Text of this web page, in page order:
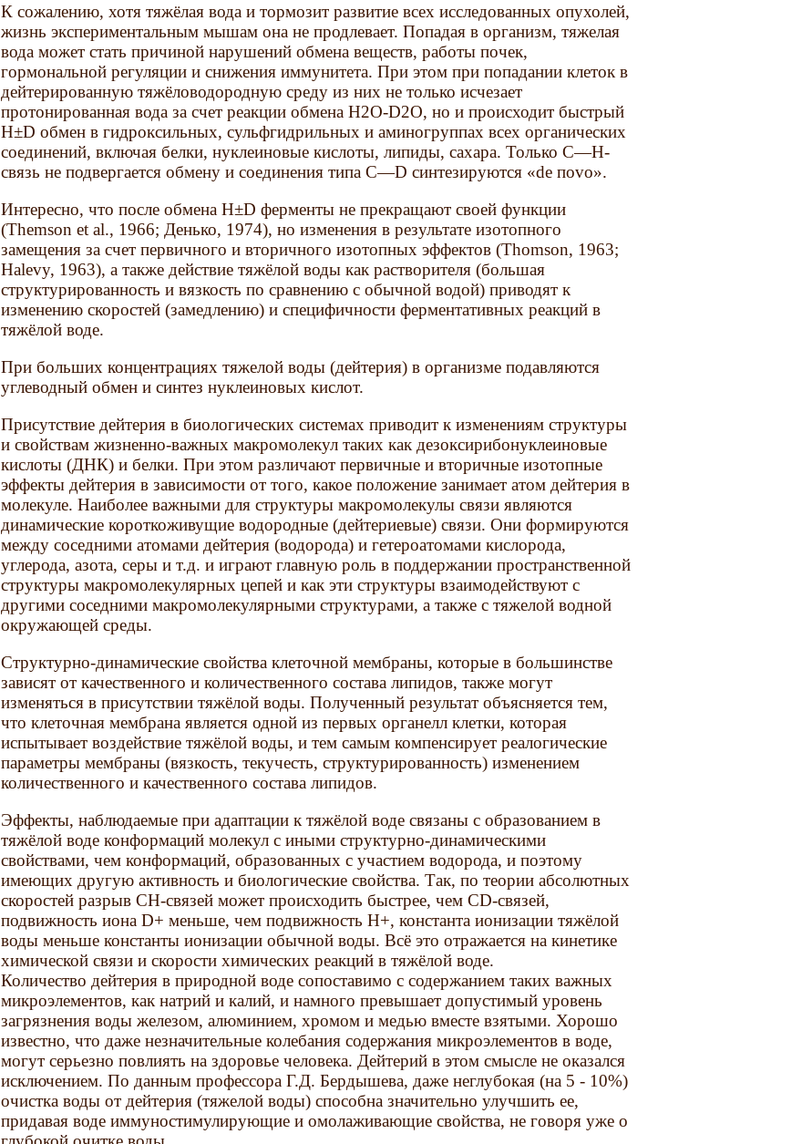
К сожалению, хотя тяжёлая вода и тормозит развитие всех исследованных опухолей,
жизнь экспериментальным мышам она не продлевает. Попадая в организм, тяжелая
вода может стать причиной нарушений обмена веществ, работы почек,
гормональной регуляции и снижения иммунитета. При этом при попадании клеток в
дейтерированную тяжёловодородную среду из них не только исчезает
протонированная вода за счет реакции обмена Н2О-D2О, но и происходит быстрый
H±D обмен в гидроксильных, сульфгидрильных и аминогруппах всех органических
соединений, включая белки, нуклеиновые кислоты, липиды, сахара. Только С—Н-
связь не подвергается обмену и соединения типа С—D синтезируются «de поvo».
Интересно, что после обмена H±D ферменты не прекращают своей функции
(Themson et al., 1966; Денько, 1974), но изменения в результате изотопного
замещения за счет первичного и вторичного изотопных эффектов (Thomson, 1963;
Halevy, 1963), а также действие тяжёлой воды как растворителя (большая
структурированность и вязкость по сравнению с обычной водой) приводят к
изменению скоростей (замедлению) и специфичности ферментативных реакций в
тяжёлой воде.
При больших концентрациях тяжелой воды (дейтерия) в организме подавляются
углеводный обмен и синтез нуклеиновых кислот.
Присутствие дейтерия в биологических системах приводит к изменениям структуры
и свойствам жизненно-важных макромолекул таких как дезоксирибонуклеиновые
кислоты (ДНК) и белки. При этом различают первичные и вторичные изотопные
эффекты дейтерия в зависимости от того, какое положение занимает атом дейтерия в
молекуле. Наиболее важными для структуры макромолекулы связи являются
динамические короткоживущие водородные (дейтериевые) связи. Они формируются
между соседними атомами дейтерия (водорода) и гетероатомами кислорода,
углерода, азота, серы и т.д. и играют главную роль в поддержании пространственной
структуры макромолекулярных цепей и как эти структуры взаимодействуют с
другими соседними макромолекулярными структурами, а также с тяжелой водной
окружающей среды.
Структурно-динамические свойства клеточной мембраны, которые в большинстве
зависят от качественного и количественного состава липидов, также могут
изменяться в присутствии тяжёлой воды. Полученный результат объясняется тем,
что клеточная мембрана является одной из первых органелл клетки, которая
испытывает воздействие тяжёлой воды, и тем самым компенсирует реалогические
параметры мембраны (вязкость, текучесть, структурированность) изменением
количественного и качественного состава липидов.
Эффекты, наблюдаемые при адаптации к тяжёлой воде связаны с образованием в
тяжёлой воде конформаций молекул с иными структурно-динамическими
свойствами, чем конформаций, образованных с участием водорода, и поэтому
имеющих другую активность и биологические свойства. Так, по теории абсолютных
скоростей разрыв СH-связей может происходить быстрее, чем СD-связей,
подвижность иона D+ меньше, чем подвижность Н+, константа ионизации тяжёлой
воды меньше константы ионизации обычной воды. Всё это отражается на кинетике
химической связи и скорости химических реакций в тяжёлой воде.
Количество дейтерия в природной воде сопоставимо с содержанием таких важных
микроэлементов, как натрий и калий, и намного превышает допустимый уровень
загрязнения воды железом, алюминием, хромом и медью вместе взятыми. Хорошо
известно, что даже незначительные колебания содержания микроэлементов в воде,
могут серьезно повлиять на здоровье человека. Дейтерий в этом смысле не оказался
исключением. По данным профессора Г.Д. Бердышева, даже неглубокая (на 5 - 10%)
очистка воды от дейтерия (тяжелой воды) способна значительно улучшить ее,
придавая воде иммуностимулирующие и омолаживающие свойства, не говоря уже о